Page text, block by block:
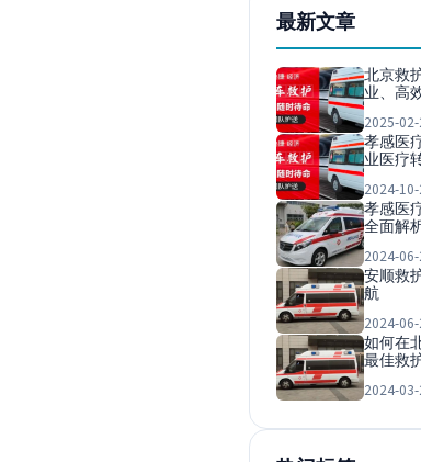
最新文章
北京救
业、高
2025-
孝感医
业医疗
2024-
孝感医
全面解
2024-
安顺救
航
2024-
如何在
最佳救
2024-